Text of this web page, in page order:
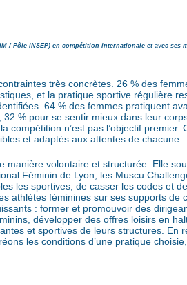
/ Pôle INSEP) en compétition internationale et avec ses
très concrètes. 26 % des
et la pratique sportive régulière
64 % des femmes pratiquent
% pour se sentir mieux dans leur
compétition n’est pas l’objectif
et adaptés aux attentes de chacune.
manière volontaire et structurée. Elle
Féminin de Lyon, les Muscu
les sportives, de casser les codes et
athlètes féminines sur ses supports
: former et promouvoir des
développer des offres loisirs en
et sportives de leurs structures. En
les conditions d’une pratique